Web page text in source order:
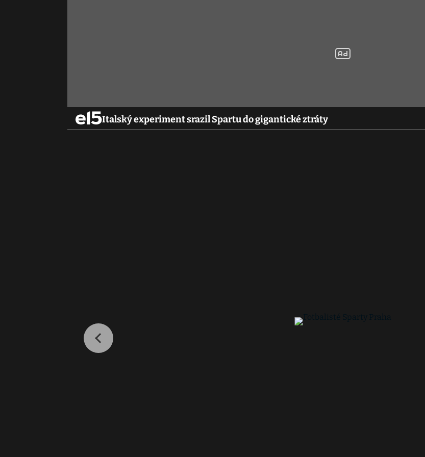
Italský experiment srazil Spartu do gigantické ztráty